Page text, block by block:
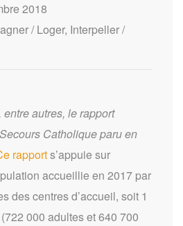
2018
/ Loger, Interpeller /
entre autres, le rapport
Catholique paru en
rapports’appuie sur
accueillie en 2017 par
des centres d’accueil, soit 1
000 adultes et 640 700